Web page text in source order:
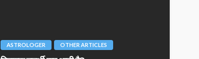
ASTROLOGER OTHER ARTICLES